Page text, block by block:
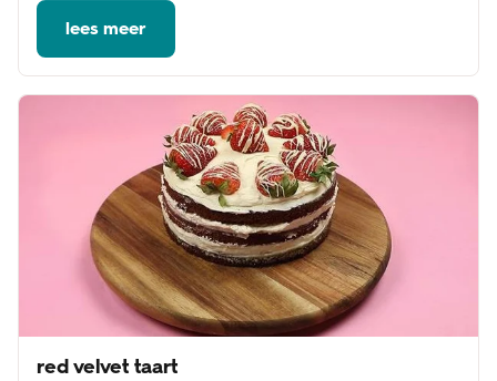
lees meer
red velvet taart